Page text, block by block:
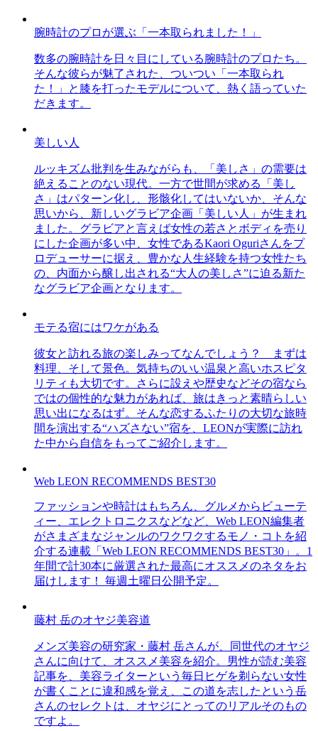
腕時計のプロが選ぶ「一本取られました！」
数多の腕時計を日々目にしている腕時計のプロたち。
そんな彼らが魅了された、ついつい「一本取られ
た！」と膝を打ったモデルについて、熱く語っていた
だきます。
美しい人
ルッキズム批判を生みながらも、「美しさ」の需要は
絶えることのない現代。一方で世間が求める「美し
さ」はパターン化し、形骸化してはいないか、そんな
思いから、新しいグラビア企画「美しい人」が生まれ
ました。グラビアと言えば女性の若さとボディを売り
にした企画が多い中、女性であるKaori Oguriさんをプ
ロデューサーに据え、豊かな人生経験を持つ女性たち
の、内面から醸し出される“大人の美しさ”に迫る新た
なグラビア企画となります。
モテる宿にはワケがある
彼女と訪れる旅の楽しみってなんでしょう？ まずは
料理、そして景色。気持ちのいい温泉と高いホスピタ
リティも大切です。さらに設えや歴史などその宿なら
ではの個性的な魅力があれば、旅はきっと素晴らしい
思い出になるはず。そんな恋するふたりの大切な旅時
間を演出する“ハズさない”宿を、LEONが実際に訪れ
た中から自信をもってご紹介します。
Web LEON RECOMMENDS BEST30
ファッションや時計はもちろん、グルメからビューテ
ィー、エレクトロニクスなどなど、Web LEON編集者
がさまざまなジャンルのワクワクするモノ・コトを紹
介する連載「Web LEON RECOMMENDS BEST30」。1
年間で計30本に厳選された最高にオススメのネタをお
届けします！ 毎週土曜日公開予定。
藤村 岳のオヤジ美容道
メンズ美容の研究家・藤村 岳さんが、同世代のオヤジ
さんに向けて、オススメ美容を紹介。男性が読む美容
記事を、美容ライターという毎日ヒゲを剃らない女性
が書くことに違和感を覚え、この道を志したという岳
さんのセレクトは、オヤジにとってのリアルそのもの
ですよ。